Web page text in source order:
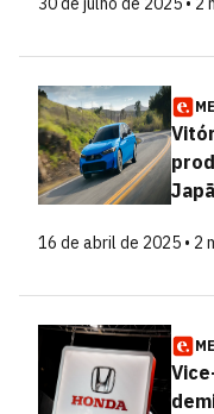
16 de abril de 2025 • 2